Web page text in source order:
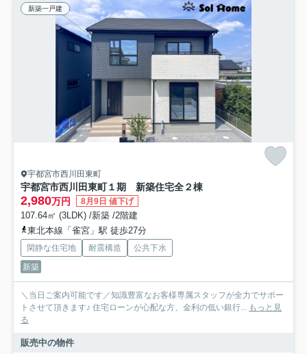
新築一戸建
宇都宮市西川田東町
宇都宮市西川田東町１期 新築住宅全２棟
2,980万円 8月9日 値下げ
107.64㎡ (3LDK) /新築 /2階建
東北本線「雀宮」駅 徒歩27分
閑静な住宅地 耐震構造
公共下水
新築
＼当日ご案内可能です／知識豊富なお客様専属スタッフが全力でサポー
トさせて頂きます♪ 住宅ローンが心配な方、金利の低い銀行... もっと見
る
販売中の物件